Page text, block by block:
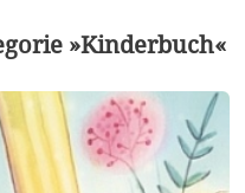
»Kinderbuch«